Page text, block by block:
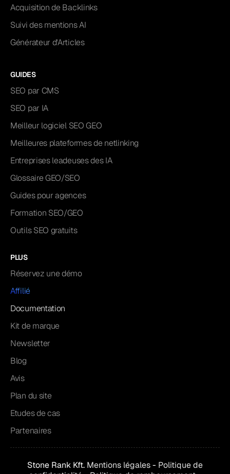
Acquisition de Backlinks
Suivi des mentions AI
Générateur d'Articles
GUIDES
SEO par CMS
SEO par IA
Meilleur logiciel SEO GEO
Meilleures plateformes de netlinking
Entreprises leadeuses des IA
Glossaire GEO/SEO
Guides pour agences
Formation SEO/GEO
Outils SEO gratuits
PLUS
Réservez une démo
Affilié
Documentation
Kit de marque
Newsletter
Blog
Avis
Plan du site
Etudes de cas
Partenaires
Stone Rank Kft. Mentions légales- Politique de